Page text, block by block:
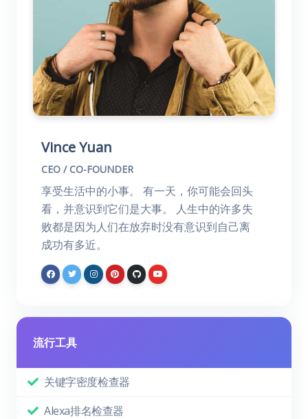
Vince Yuan
CEO / CO-FOUNDER
享受生活中的小事。 有一天，你可能会回头
看，并意识到它们是大事。 人生中的许多失
败都是因为人们在放弃时没有意识到自己离
成功有多近。
流行工具
关键字密度检查器
Alexa排名检查器